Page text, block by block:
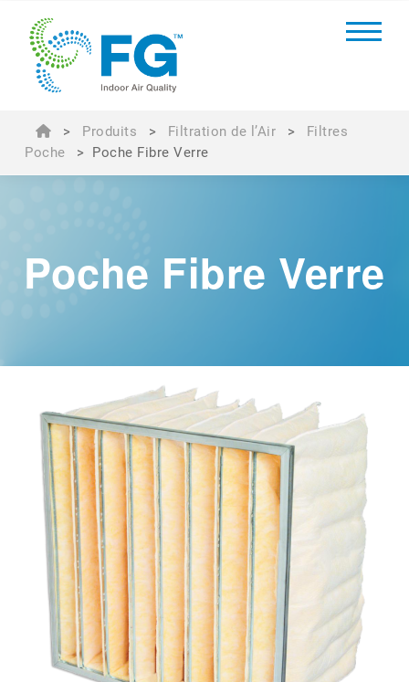
> Produits > Filtration de l’Air >
Filtres
Poche
> Poche Fibre Verre
Poche Fibre Verre